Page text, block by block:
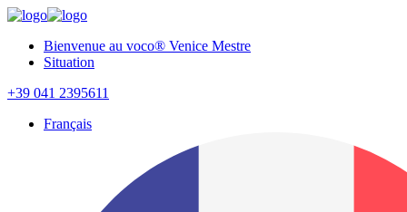
Bienvenue au voco® Venice Mestre
Situation
+39 041 2395611
Français